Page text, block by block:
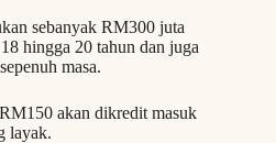
sebanyak RM300 juta
hingga 20 tahun dan juga
masa.
akan dikredit masuk
layak.